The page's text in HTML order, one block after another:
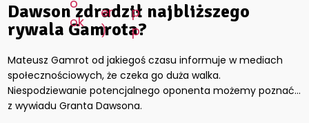
Dawson zdradził najbliższego
rywala Gamrota?
Mateusz Gamrot od jakiegoś czasu informuje w mediach
społecznościowych, że czeka go duża walka.
Niespodziewanie potencjalnego oponenta możemy poznać…
z wywiadu Granta Dawsona.